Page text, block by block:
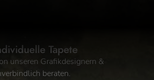
Tapete
unseren Grafikdesignern &
beraten.